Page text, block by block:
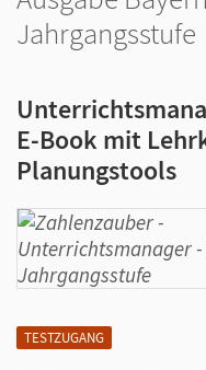
TESTZUGANG
Jahrgangsstufe
E-Book mit
Planungstools